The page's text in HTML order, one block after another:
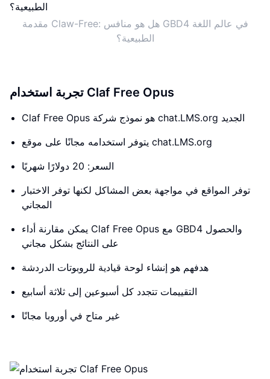
مقدمة Claw-Free: هل هو منافس GBD4 في عالم اللغة
الطبيعية؟
تجربة استخدام Claf Free Opus
Claf Free Opus هو نموذج شركة chat.LMS.org الجديد
يتوفر استخدامه مجانًا على موقع chat.LMS.org
السعر: 20 دولارًا شهريًا
توفر المواقع في مواجهة بعض المشاكل لكنها توفر الاختبار
المجاني
يمكن مقارنة أداء Claf Free Opus مع GBD4 والحصول
على النتائج بشكل مجاني
هدفهم هو إنشاء لوحة قيادية للروبوتات الدردشة
التقييمات تتجدد كل أسبوعين إلى ثلاثة أسابيع
غير متاح في أوروبا مجانًا